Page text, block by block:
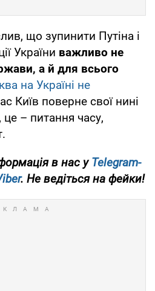
що зупинити Путіна і
України важливо не
а й для всього
на Україні не
Київ поверне свої нині
це – питання часу,
в нас уTelegram-
. Не ведіться на фейки!